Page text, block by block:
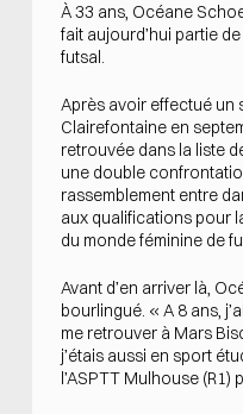
À 33 ans, Océane
fait aujourd’hui partie
futsal.
Après avoir effectué un
Clairefontaine en
retrouvée dans la liste
une double
rassemblement entre
aux qualifications pour
du monde féminine de
Avant d’en arriver là,
bourlingué. « A 8 ans,
me retrouver à Mars
j’étais aussi en sport
l’ASPTT Mulhouse